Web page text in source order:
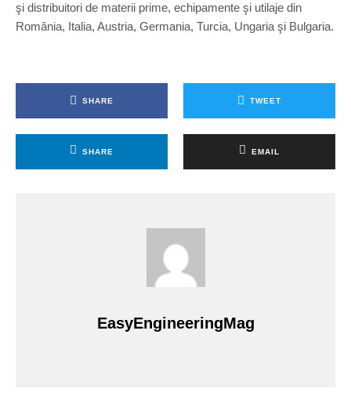
şi distribuitori de materii prime, echipamente şi utilaje din
România, Italia, Austria, Germania, Turcia, Ungaria şi Bulgaria.
SHARE TWEET
SHARE EMAIL
EasyEngineeringMag